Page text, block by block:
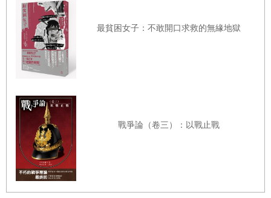
擴音器傳了出來，擾亂了整棟教學大樓的上課秩序。校長宣佈了下列
事項：
本校學生必須立刻終止彈指的動作！校內有太多學生朝其他人彈指。
彈指指的是用拇指扣住中指，猛然往另一人胸口彈去的動作。本校嚴
當時我環視整間教室，發現已經沒有學生專心上課了。反之，二十九
名學生都在對自己或同伴練習「彈指」，事實上連我也開始不自覺彈
起手指，想知道這是怎樣的感覺。
最難纏的學生天生就愛唱反調，而事實上我們每個人都有唱反調的基
因。「我不想再聽見有人竊竊私語！」聽到這句警告，誰會不想竊竊
最貧困女子：不敢開口求救的無緣地獄
戰爭論（卷三）：以戰止戰